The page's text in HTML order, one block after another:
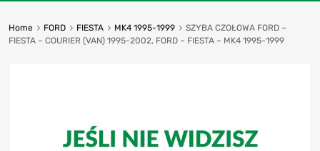
Home FORD FIESTA MK4 1995-1999
SZYBA CZOŁOWA FORD –
FIESTA – COURIER (VAN) 1995-2002, FORD – FIESTA – MK4 1995-1999